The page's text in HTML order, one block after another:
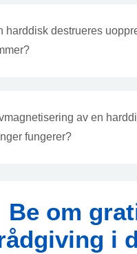
harddisk destrueres
av en
fungerer?
Be om
i